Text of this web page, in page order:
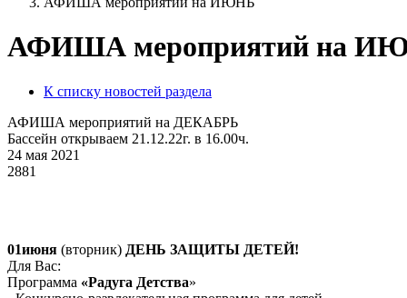
АФИША мероприятий на
К списку новостей раздела
АФИША мероприятий на ДЕКАБРЬ
Бассейн открываем 21.12.22г. в 16.00ч.
24 мая 2021
2881
01июня (вторник) ДЕНЬ ЗАЩИТЫ ДЕТЕЙ!
Для Вас:
Программа «Радуга Детства»